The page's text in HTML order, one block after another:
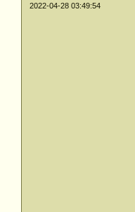
2022-04-28 03:49:54